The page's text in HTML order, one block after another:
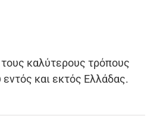
καλύτερους τρόπους
εντός και εκτός Ελλάδας.